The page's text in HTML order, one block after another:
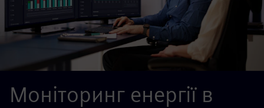
Моніторинг енергії в